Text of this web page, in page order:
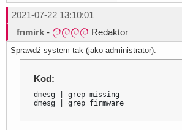
2021-07-22 13:10:01
fnmirk - Redaktor
Sprawdź system tak (jako administrator):
Kod:
dmesg | grep missing
dmesg | grep firmware